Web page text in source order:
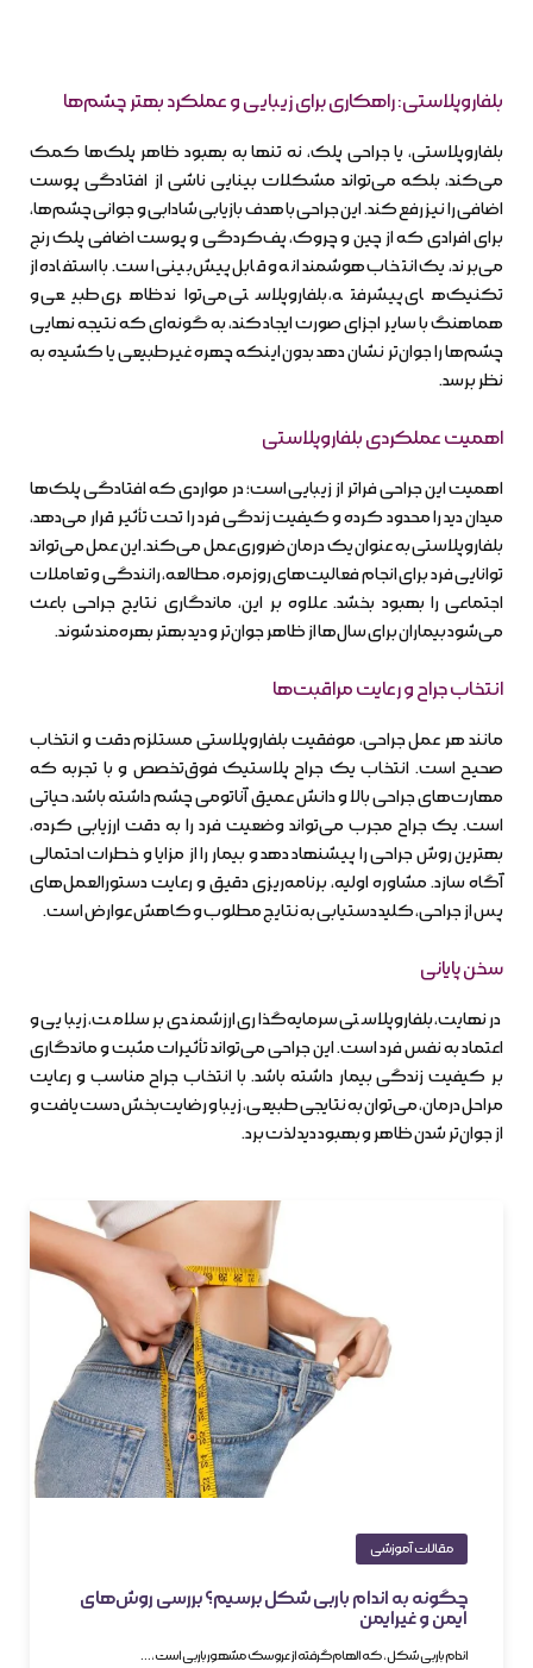
بلفاروپلاستی: راهکاری برای زیبایی و عملکرد بهتر چشم‌ها
بلفاروپلاستی، یا جراحی پلک، نه تنها به بهبود ظاهر پلک‌ها کمک
می‌کند، بلکه می‌تواند مشکلات بینایی ناشی از افتادگی پوست
اضافی را نیز رفع کند. این جراحی با هدف بازیابی شادابی و جوانی چشم‌ها،
برای افرادی که از چین و چروک، پف‌کردگی و پوست اضافی پلک رنج
می‌برند، یک انتخاب هوشمندانه و قابل پیش‌بینی است. با استفاده از
تکنیک‌های پیشرفته، بلفاروپلاستی می‌تواند ظاهری طبیعی و
هماهنگ با سایر اجزای صورت ایجاد کند، به گونه‌ای که نتیجه نهایی
چشم‌ها را جوان‌تر نشان دهد بدون اینکه چهره غیرطبیعی یا کشیده به
نظر برسد.
اهمیت عملکردی بلفاروپلاستی
اهمیت این جراحی فراتر از زیبایی است؛ در مواردی که افتادگی پلک‌ها
میدان دید را محدود کرده و کیفیت زندگی فرد را تحت تأثیر قرار می‌دهد،
بلفاروپلاستی به عنوان یک درمان ضروری عمل می‌کند. این عمل می‌تواند
توانایی فرد برای انجام فعالیت‌های روزمره، مطالعه، رانندگی و تعاملات
اجتماعی را بهبود بخشد. علاوه بر این، ماندگاری نتایج جراحی باعث
می‌شود بیماران برای سال‌ها از ظاهر جوان‌تر و دید بهتر بهره‌مند شوند.
انتخاب جراح و رعایت مراقبت‌ها
مانند هر عمل جراحی، موفقیت بلفاروپلاستی مستلزم دقت و انتخاب
صحیح است. انتخاب یک جراح پلاستیک فوق‌تخصص و با تجربه که
مهارت‌های جراحی بالا و دانش عمیق آناتومی چشم داشته باشد، حیاتی
است. یک جراح مجرب می‌تواند وضعیت فرد را به دقت ارزیابی کرده،
بهترین روش جراحی را پیشنهاد دهد و بیمار را از مزایا و خطرات احتمالی
آگاه سازد. مشاوره اولیه، برنامه‌ریزی دقیق و رعایت دستورالعمل‌های
پس از جراحی، کلید دستیابی به نتایج مطلوب و کاهش عوارض است.
سخن پایانی
در نهایت، بلفاروپلاستی سرمایه‌گذاری ارزشمندی بر سلامت، زیبایی و
اعتماد به نفس فرد است. این جراحی می‌تواند تأثیرات مثبت و ماندگاری
بر کیفیت زندگی بیمار داشته باشد. با انتخاب جراح مناسب و رعایت
مراحل درمان، می‌توان به نتایجی طبیعی، زیبا و رضایت‌بخش دست یافت و
از جوان‌تر شدن ظاهر و بهبود دید لذت برد.
مقالات آموزشی
چگونه به اندام باربی شکل برسیم؟ بررسی روش‌های
ایمن و غیرایمن
اندام باربی شکل، که الهام‌گرفته از عروسک مشهور باربی است،…